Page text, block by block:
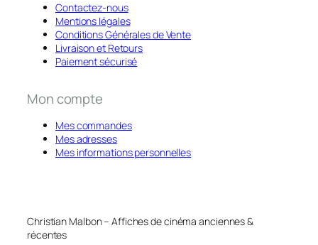
Contactez-nous
Mentions légales
Conditions Générales de Vente
Livraison et Retours
Paiement sécurisé
Mon compte
Mes commandes
Mes adresses
Mes informations personnelles
Christian Malbon – Affiches de cinéma anciennes &
récentes